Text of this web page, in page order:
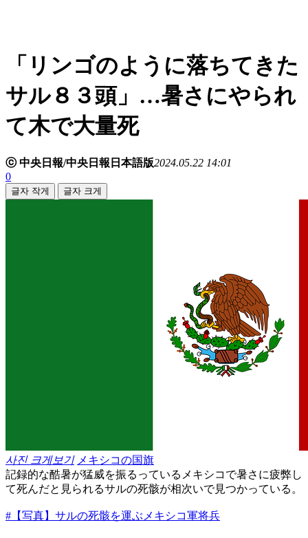
「リンゴのように落ちてきた
サル８３頭」…暑さにやられ
て木で大量死
ⓒ 中央日報/中央日報日本語版2024.05.22 14:01
0
글자 작게 글자 크게
사진 크게보기 メキシコの国旗
記録的な酷暑が猛威を振るっているメキシコで暑さに疲弊し
て死んだと見られるサルの死骸が相次いで見つかっている。
#【写真】サルの死骸を運ぶメキシコ軍将兵